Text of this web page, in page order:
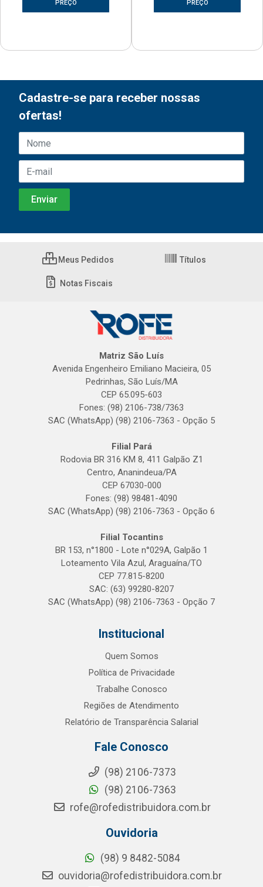
PREÇO PREÇO
Cadastre-se para receber nossas
ofertas!
Meus Pedidos Títulos
Notas Fiscais
Matriz São Luís
Avenida Engenheiro Emiliano Macieira, 05
Pedrinhas, São Luís/MA
CEP 65.095-603
Fones: (98) 2106-738/7363
SAC (WhatsApp) (98) 2106-7363 - Opção 5
Filial Pará
Rodovia BR 316 KM 8, 411 Galpão Z1
Centro, Ananindeua/PA
CEP 67030-000
Fones: (98) 98481-4090
SAC (WhatsApp) (98) 2106-7363 - Opção 6
Filial Tocantins
BR 153, n°1800 - Lote n°029A, Galpão 1
Loteamento Vila Azul, Araguaína/TO
CEP 77.815-8200
SAC: (63) 99280-8207
SAC (WhatsApp) (98) 2106-7363 - Opção 7
Institucional
Quem Somos
Política de Privacidade
Trabalhe Conosco
Regiões de Atendimento
Relatório de Transparência Salarial
Fale Conosco
(98) 2106-7373
(98) 2106-7363
rofe@rofedistribuidora.com.br
Ouvidoria
(98) 9 8482-5084
ouvidoria@rofedistribuidora.com.br